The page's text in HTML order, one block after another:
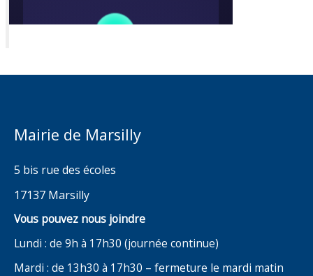
Mairie de Marsilly
5 bis rue des écoles
17137 Marsilly
Vous pouvez nous joindre
Lundi : de 9h à 17h30 (journée continue)
Mardi : de 13h30 à 17h30 – fermeture le mardi matin